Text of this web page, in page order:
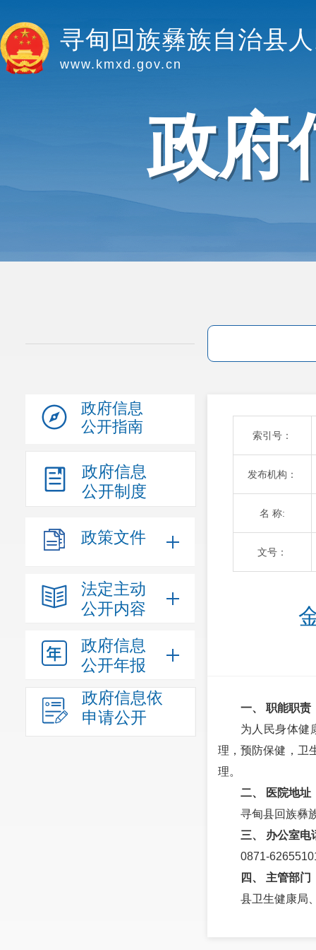
寻甸回族彝族自治县
www.kmxd.gov.cn
政府
政府信息
公开指南
政府信息
公开制度
政策文件
法定主动
公开内容
政府信息
公开年报
政府信息依
申请公开
索引号：
发布机构：
名 称:
文号：
一、 职能职责
为人民身体健
理，预防保健，卫
理。
二、 医院地址
寻甸县回族彝
三、 办公室电
0871-
四、 主管部门
县卫生健康局